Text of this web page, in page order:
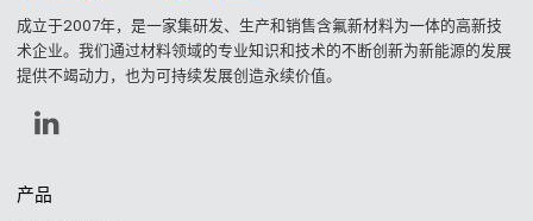
成立于2007年，是一家集研发、生产和销售含氟新材料为一体的高新技
术企业。我们通过材料领域的专业知识和技术的不断创新为新能源的发展
提供不竭动力，也为可持续发展创造永续价值。
产品